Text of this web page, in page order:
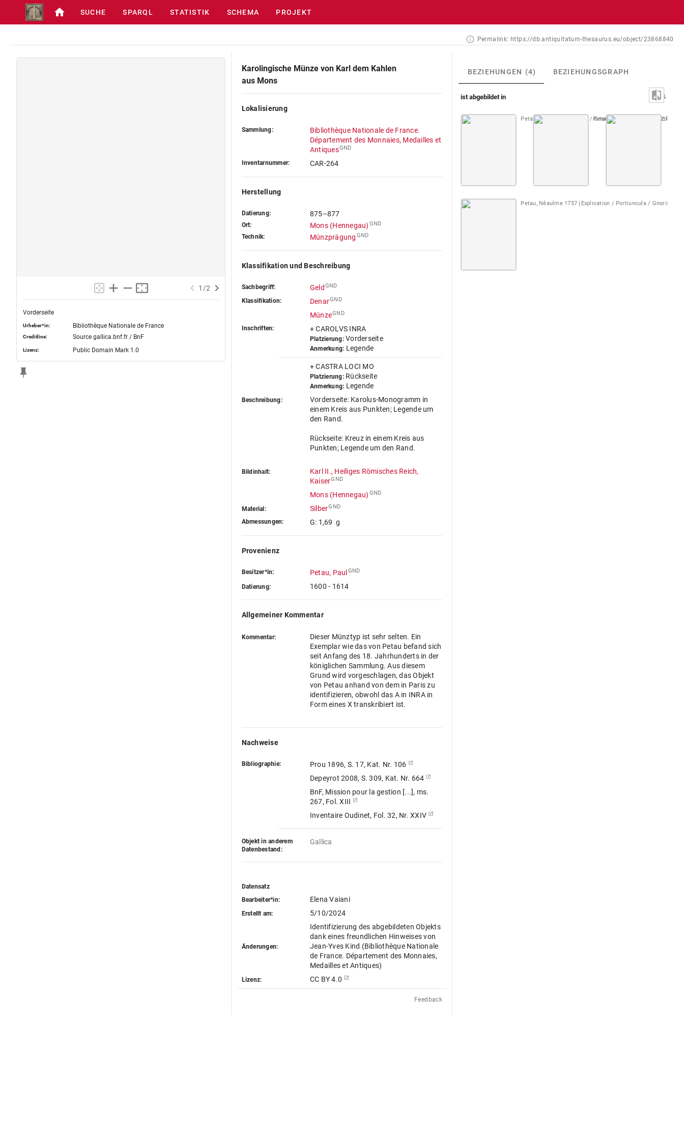
SUCHE SPARQL STATISTIK SCHEMA PROJEKT
Permalink: https://db.antiquitatum-thesaurus.eu/object/23868840
1 /2
Vorderseite
Urheber*in: Bibliothèque Nationale de France
Creditline: Source gallica.bnf.fr / BnF
Lizenz: Public Domain Mark 1.0
Karolingische Münze von Karl dem Kahlen
aus Mons
Lokalisierung
Sammlung:
Bibliothèque Nationale de France.
Département des Monnaies, Medailles et
AntiquesGND
Inventarnummer: CAR-264
Herstellung
Datierung: 875–877
Ort: Mons (Hennegau) GND
Technik: Münzprägung GND
Klassifikation und Beschreibung
Sachbegriff: Geld GND
Klassifikation: DenarGND
MünzeGND
Inschriften: + CAROLVS INRA
Platzierung:Vorderseite
Anmerkung: Legende
+ CASTRA LOCI MO
Platzierung:Rückseite
Anmerkung: Legende
Beschreibung:
Vorderseite: Karolus-Monogramm in
einem Kreis aus Punkten; Legende um
den Rand.
Rückseite: Kreuz in einem Kreis aus
Punkten; Legende um den Rand.
Bildinhalt:
Karl II., Heiliges Römisches Reich,
KaiserGND
Mons (Hennegau) GND
Material: SilberGND
Abmessungen: G: 1,69 g
Provenienz
Besitzer*in: Petau, Paul GND
Datierung: 1600 - 1614
Allgemeiner Kommentar
Kommentar:
Dieser Münztyp ist sehr selten. Ein
Exemplar wie das von Petau befand sich
seit Anfang des 18. Jahrhunderts in der
königlichen Sammlung. Aus diesem
Grund wird vorgeschlagen, das Objekt
von Petau anhand von dem in Paris zu
identifizieren, obwohl das A in INRA in
Form eines X transkribiert ist.
Nachweise
Bibliographie:
Prou 1896, S. 17, Kat. Nr. 106
Depeyrot 2008, S. 309, Kat. Nr. 664
BnF, Mission pour la gestion [...], ms.
267, Fol. XIII
Inventaire Oudinet, Fol. 32, Nr. XXIV
Objekt in anderem
Datenbestand:
Gallica
Datensatz
Bearbeiter*in:
Elena Vaiani
Erstellt am: 5/10/2024
Änderungen:
Identifizierung des abgebildeten Objekts
dank eines freundlichen Hinweises von
Jean-Yves Kind (Bibliothèque Nationale
de France. Département des Monnaies,
Medailles et Antiques)
Lizenz: CC BY 4.0
Feedback
BEZIEHUNGEN (4) BEZIEHUNGSGRAPH
ist abgebildet in
Petau [1610] (Portiuncula / Gnorisma) editio maior 2. Teil
Petau, Sallengre 1718 Petau,
Petau, Néaulme 1757 (Explication / Portiuncula / Gnorisma)